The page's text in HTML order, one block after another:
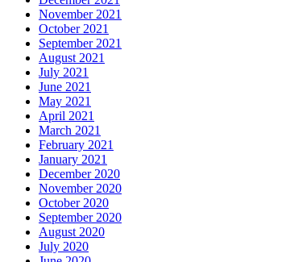
November 2021
October 2021
September 2021
August 2021
July 2021
June 2021
May 2021
April 2021
March 2021
February 2021
January 2021
December 2020
November 2020
October 2020
September 2020
August 2020
July 2020